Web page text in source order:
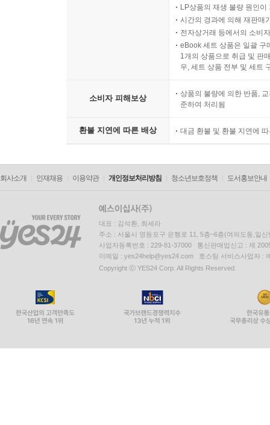
LP상품의 재생 불량 원인
시간의 경과에 의해 재판매
전자상거래 등에서의 소비
eBook 세트 상품은 일괄 구
1개의 상품으로 취급 및 판
우, 세트 상품 전부 및 세트
소비자 피해보상
상품의 불량에 의한 반품,
준하여 처리됨
환불 지연에 따른 배상 대금 환불 및 환불 지연에
회사소개 인재채용 이용약관 개인정보처리방침 청소년보호정책 도서홍보안내
대표 : 김석환, 최세라
주소 : 서울시 영등포구 은행로 11, 5층~6층(여의도동,일신
사업자등록번호 : 229-81-37000 통신판매업신고 : 제
이메일 : yes24help@yes24.com 호스팅 서비스사업자 :
Copyright ⓒ YES24 Corp. All Rights Reserved.